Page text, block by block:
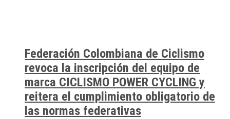
Federación Colombiana de Ciclismo
revoca la inscripción del equipo de
marca CICLISMO POWER CYCLING y
reitera el cumplimiento obligatorio de
las normas federativas